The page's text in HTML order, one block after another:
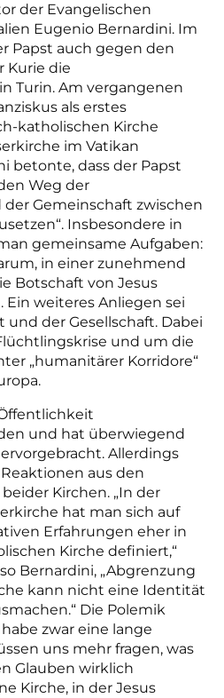
der Evangelischen
Eugenio Bernardini. Im
Papst auch gegen den
Kurie die
Turin. Am vergangenen
als erstes
katholischen Kirche
im Vatikan
betonte, dass der Papst
Weg der
Gemeinschaft zwischen
Insbesondere in
gemeinsame Aufgaben:
in einer zunehmend
Botschaft von Jesus
Ein weiteres Anliegen sei
und der Gesellschaft. Dabei
und um die
„humanitärer Korridore“
und hat überwiegend
Allerdings
aus den
Kirchen. „In der
hat man sich auf
Erfahrungen eher in
Kirche definiert,“
Bernardini, „Abgrenzung
kann nicht eine Identität
Die Polemik
zwar eine lange
uns mehr fragen, was
Glauben wirklich
Kirche, in der Jesus